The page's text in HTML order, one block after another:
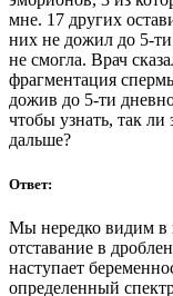
мне. 17 других
них не дожил до 5-ти
не смогла. Врач
фрагментация
дожив до 5-ти
чтобы узнать, так ли
дальше?
Ответ:
Мы нередко видим в
отставание в
наступает
определенный